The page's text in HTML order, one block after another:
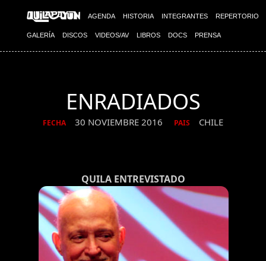
AGENDA HISTORIA INTEGRANTES REPERTORIO
GALERÍA DISCOS VIDEOS/AV LIBROS DOCS PRENSA
ENRADIADOS
FECHA 30 NOVIEMBRE 2016 PAIS CHILE
QUILA ENTREVISTADO